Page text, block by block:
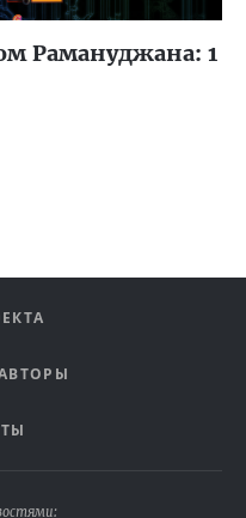
Рамануджана: 1